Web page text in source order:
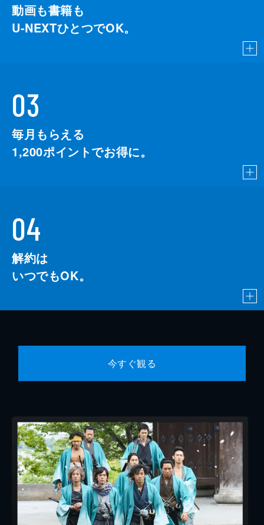
動画も書籍も
U-NEXTひとつでOK。
03
毎月もらえる
1,200ポイントでお得に。
04
解約は
いつでもOK。
今すぐ観る